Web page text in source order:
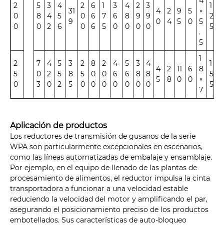
2
0
0
5
8
0
3
4
2
4
5
6
31
9
2
0
0
6
6
6
1
7
5
3
6
0
4
8
0
2
9
0
3
9
0
4
0
2
4
9
5
5
0
×
5
.
5
1
2
5
2
5
0
7
0
3
4
2
0
5
5
2
3
8
5
2
5
0
8
0
0
2
0
0
4
6
0
5
6
0
3
8
0
4
8
0
4
5
2
8
11
0
6
0
1
8
×
7
1
5
5
Aplicación de productos
Los reductores de transmisión de gusanos de la serie
WPA son particularmente excepcionales en escenarios,
como las líneas automatizadas de embalaje y ensamblaje.
Por ejemplo, en el equipo de llenado de las plantas de
procesamiento de alimentos, el reductor impulsa la cinta
transportadora a funcionar a una velocidad estable
reduciendo la velocidad del motor y amplificando el par,
asegurando el posicionamiento preciso de los productos
embotellados. Sus características de auto-bloqueo